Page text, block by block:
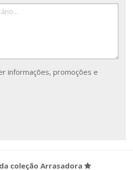
informações, promoções e
coleção Arrasadora